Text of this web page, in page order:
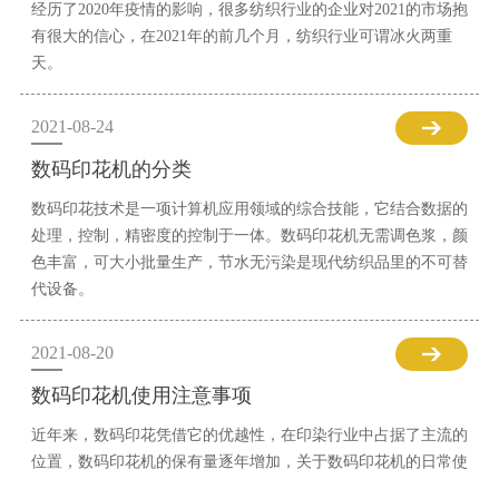
经历了2020年疫情的影响，很多纺织行业的企业对2021的市场抱
有很大的信心，在2021年的前几个月，纺织行业可谓冰火两重
天。
2021-08-24
数码印花机的分类
数码印花技术是一项计算机应用领域的综合技能，它结合数据的
处理，控制，精密度的控制于一体。数码印花机无需调色浆，颜
色丰富，可大小批量生产，节水无污染是现代纺织品里的不可替
代设备。
2021-08-20
数码印花机使用注意事项
近年来，数码印花凭借它的优越性，在印染行业中占据了主流的
位置，数码印花机的保有量逐年增加，关于数码印花机的日常使